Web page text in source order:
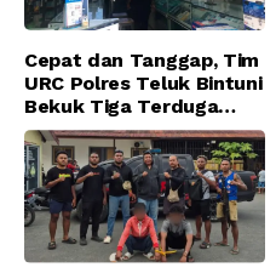
Cepat dan Tanggap, Tim
URC Polres Teluk Bintuni
Bekuk Tiga Terduga
Pelaku Pencurian di SMA
Sanawesen